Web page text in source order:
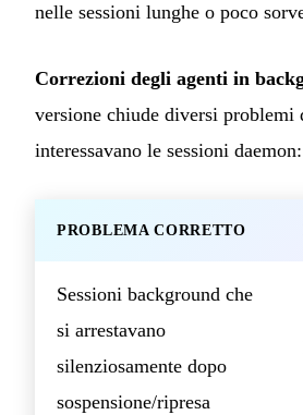
nelle sessioni lunghe o poco
Correzioni degli agenti in
versione chiude diversi problemi
interessavano le sessioni daemon:
PROBLEMA CORRETTO
Sessioni background che
si arrestavano
silenziosamente dopo
sospensione/ripresa